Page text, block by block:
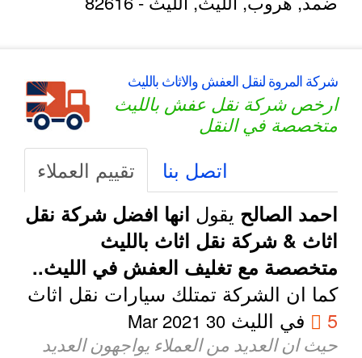
شركة المروة لنقل العفش والاثاث بالليث
ارخص شركة نقل عفش بالليث
متخصصة في النقل
تقييم العملاء اتصل بنا
احمد الصالحيقولانها افضل شركة نقل
اثاث & شركة نقل اثاث بالليث
متخصصة مع تغليف العفش في الليث..
كما ان الشركة تمتلك سيارات نقل اثاث
5
في الليث30 Mar 2021
حيث ان العديد من العملاء يواجهون العديد